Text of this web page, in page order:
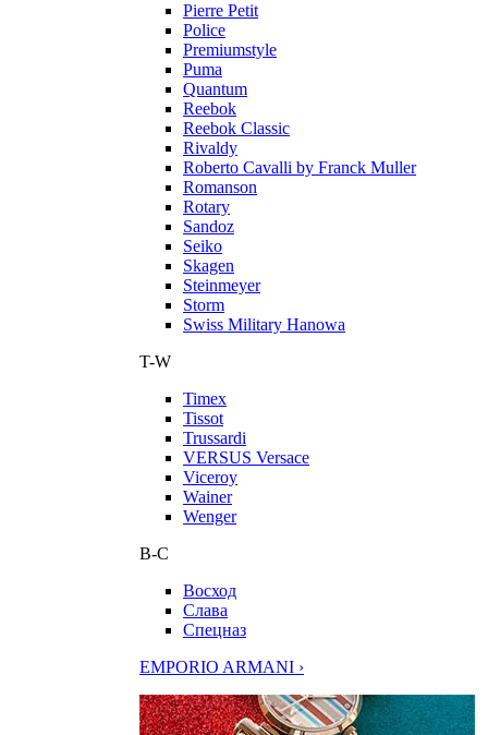
Pierre Petit
Police
Premiumstyle
Puma
Quantum
Reebok
Reebok Classic
Rivaldy
Roberto Cavalli by Franck Muller
Romanson
Rotary
Sandoz
Seiko
Skagen
Steinmeyer
Storm
Swiss Military Hanowa
T-W
Timex
Tissot
Trussardi
VERSUS Versace
Viceroy
Wainer
Wenger
В-С
Восход
Слава
Спецназ
EMPORIO ARMANI ›